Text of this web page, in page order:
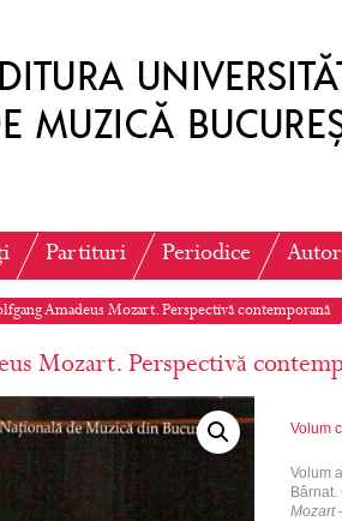
Partituri Periodice
Amadeus Mozart. Perspectivă contemporană
Mozart. Perspectivă
Volum
Volum
Mozart